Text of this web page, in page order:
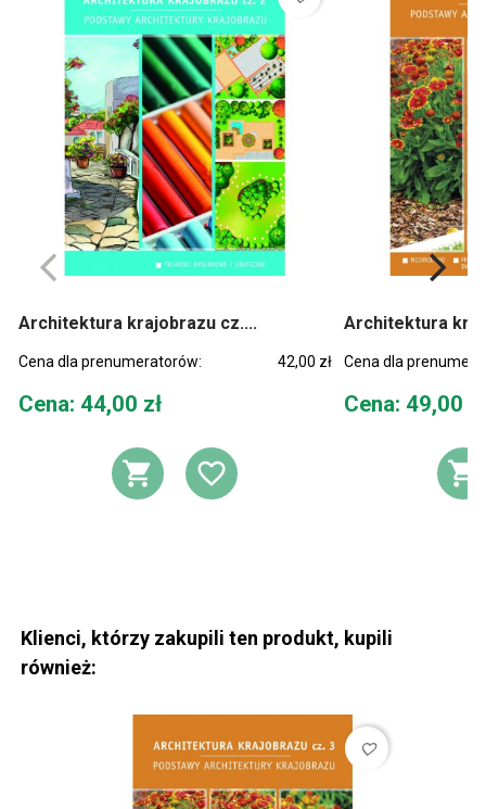
Architektura krajobrazu cz....
Cena dla prenumeratorów: 42,00 zł
Cena
Cena: 44,00 zł
DODAJ DO KOSZYKA
DODAJ DO
Architektura
Cena dla
Cena
Cena: 49,00
Klienci, którzy zakupili ten produkt, kupili
również:
favorite_border